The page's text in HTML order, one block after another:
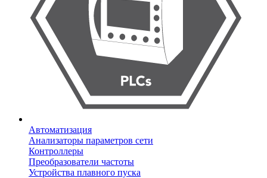
Автоматизация
Анализаторы параметров сети
Контроллеры
Преобразователи частоты
Устройства плавного пуска